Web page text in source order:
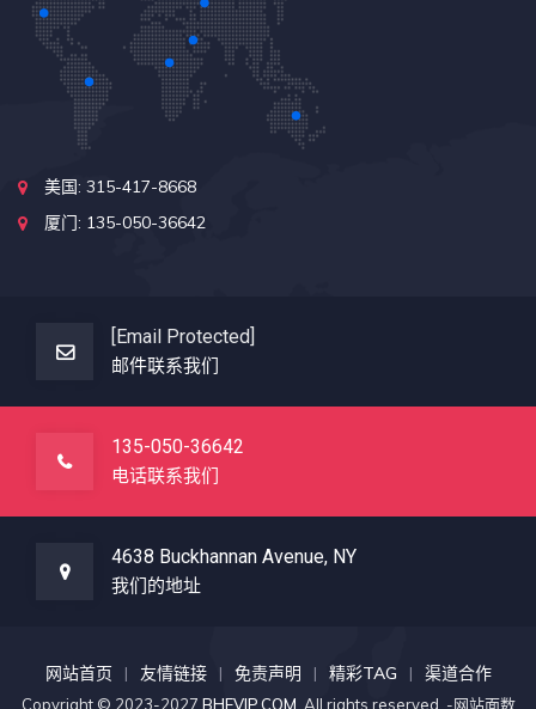
美国: 315-417-8668
厦门: 135-050-36642
[email Protected]
邮件联系我们
135-050-36642
电话联系我们
4638 Buckhannan Avenue, NY
我们的地址
网站首页 友情链接 免责声明 精彩TAG 渠道合作
Copyright © 2023-2027 BHEVIP.COM . All rights reserved. -网站面数